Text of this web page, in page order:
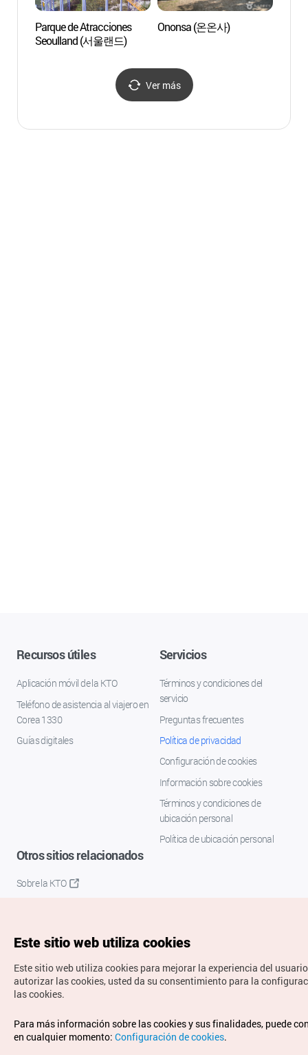
Parque de Atracciones
Seoulland (서울랜드)
Ononsa (온온사)
Ver más
Recursos útiles
Aplicación móvil de la KTO
Teléfono de asistencia al viajero en
Corea 1330
Guías digitales
Servicios
Términos y condiciones del
servicio
Preguntas frecuentes
Política de privacidad
Configuración de cookies
Información sobre cookies
Términos y condiciones de
ubicación personal
Política de ubicación personal
Otros sitios relacionados
Sobre la KTO
Copyrights © Organización de Turismo de Corea. Todos los
derechos reservados.
Para informes de errores y cuestiones relacionadas con el
Este sitio web utiliza cookies
Este sitio web utiliza cookies para mejorar la experiencia del
autorizar las cookies, usted da su consentimiento para la
las cookies.
Para más información sobre las cookies y sus finalidades, puede
en cualquier momento: Configuración de cookies.